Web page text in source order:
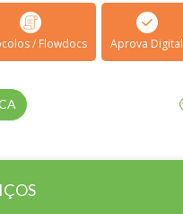
/ Flowdocs Aprova Digital